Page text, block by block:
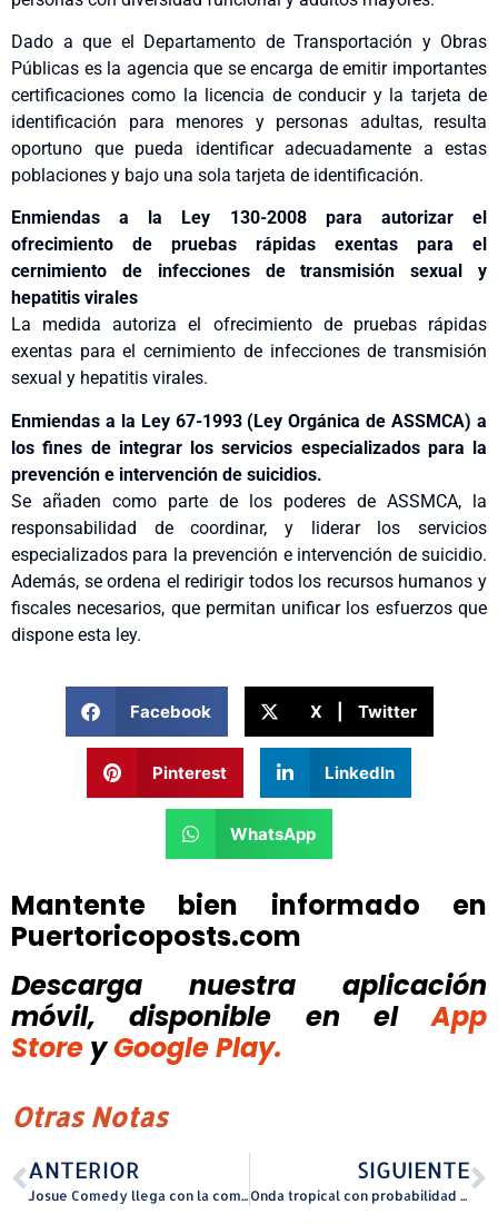
Dado a que el Departamento de Transportación y Obras
Públicas es la agencia que se encarga de emitir importantes
certificaciones como la licencia de conducir y la tarjeta de
identificación para menores y personas adultas, resulta
oportuno que pueda identificar adecuadamente a estas
poblaciones y bajo una sola tarjeta de identificación.
Enmiendas a la Ley 130-2008 para autorizar el
ofrecimiento de pruebas rápidas exentas para el
cernimiento de infecciones de transmisión sexual y
hepatitis virales
La medida autoriza el ofrecimiento de pruebas rápidas
exentas para el cernimiento de infecciones de transmisión
sexual y hepatitis virales.
Enmiendas a la Ley 67-1993 (Ley Orgánica de ASSMCA) a
los fines de integrar los servicios especializados para la
prevención e intervención de suicidios.
Se añaden como parte de los poderes de ASSMCA, la
responsabilidad de coordinar, y liderar los servicios
especializados para la prevención e intervención de suicidio.
Además, se ordena el redirigir todos los recursos humanos y
fiscales necesarios, que permitan unificar los esfuerzos que
dispone esta ley.
Facebook X | Twitter
Pinterest LinkedIn
WhatsApp
Mantente bien informado en
Puertoricoposts.com
Descarga nuestra aplicación
móvil, disponible
en el
App
Store y Google Play.
Otras Notas
ANTERIOR
Josue Comedy llega con la comedia familiar “Ay Que Cruz” al Centro Bellas Artes de Santurce
SIGUIENTE
Onda tropical con probabilidad de desarrollo podría estar llegando a finales de semana